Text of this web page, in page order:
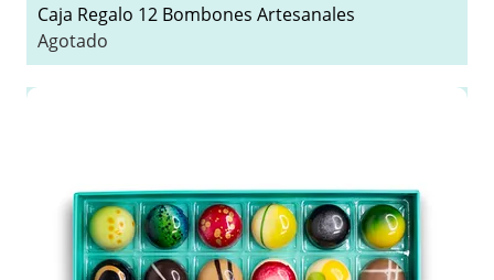
Caja Regalo 12 Bombones Artesanales
Agotado